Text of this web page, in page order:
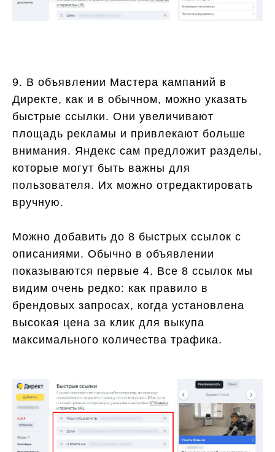
9. В объявлении Мастера кампаний в
Директе, как и в обычном, можно указать
быстрые ссылки. Они увеличивают
площадь рекламы и привлекают больше
внимания. Яндекс сам предложит разделы,
которые могут быть важны для
пользователя. Их можно отредактировать
вручную.
Можно добавить до 8 быстрых ссылок с
описаниями. Обычно в объявлении
показываются первые 4. Все 8 ссылок мы
видим очень редко: как правило в
брендовых запросах, когда установлена
высокая цена за клик для выкупа
максимального количества трафика.